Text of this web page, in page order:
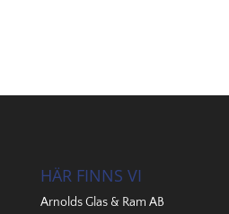
HÄR FINNS VI
Arnolds Glas & Ram AB